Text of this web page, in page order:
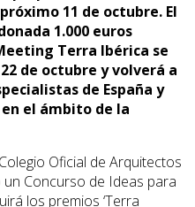
11 de octubre. El
1.000 euros
Terra Ibérica se
de octubre y volverá a
de España y
el ámbito de la
Oficial de Arquitectos
Concurso de Ideas para
los premios ‘Terra